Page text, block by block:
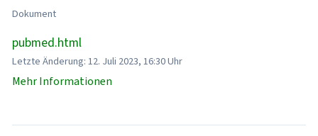
Dokument
pubmed.html
Letzte Änderung: 12. Juli 2023, 16:30 Uhr
Mehr Informationen